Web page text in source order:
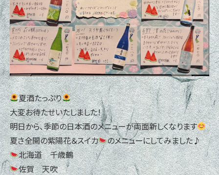
夏酒たっぷり
大変お待たせいたしました！
明日から、季節の日本酒のメニューが両面新しくなります
夏さ全開の紫陽花＆スイカ
のメニューにしてみました♪
北海道 千歳鶴
佐賀 天吹